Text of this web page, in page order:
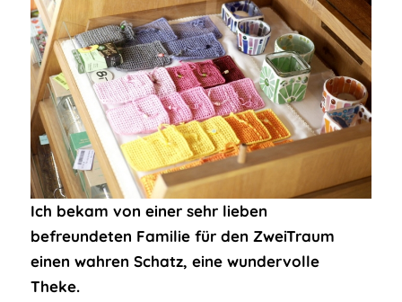
Ich bekam von einer sehr lieben
befreundeten Familie für den ZweiTraum
einen wahren Schatz, eine wundervolle
Theke.